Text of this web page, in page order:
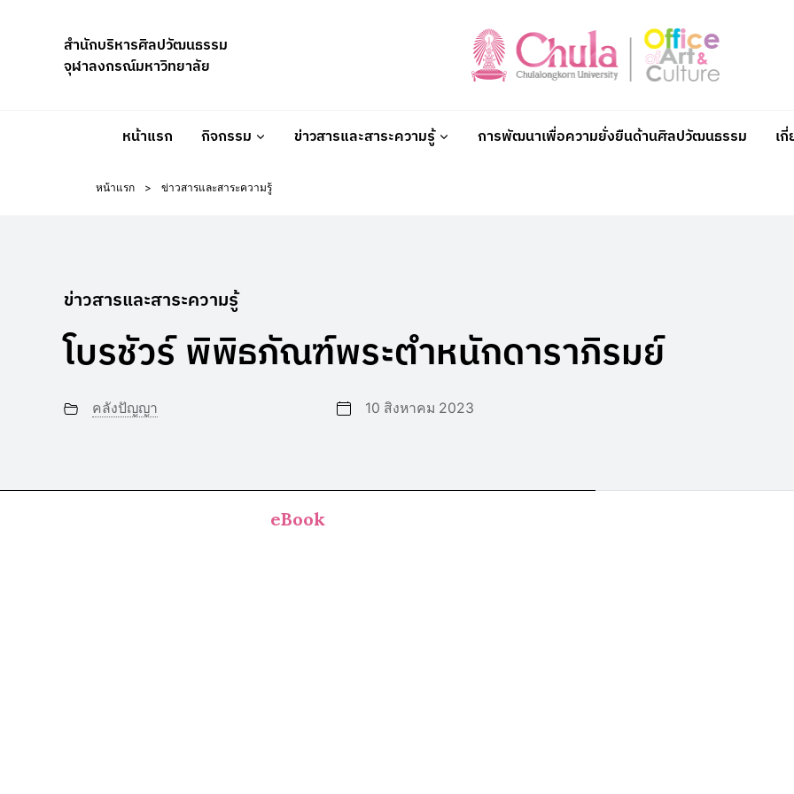
สำนักบริหารศิลปวัฒนธรรม
จุฬาลงกรณ์มหาวิทยาลัย
หน้าแรก กิจกรรม ข่าวสารและสาระความรู้ การพัฒนาเพื่อความยั่งยืนด้านศิลปวัฒนธรรม เกี่
หน้าแรก > ข่าวสารและสาระความรู้
ข่าวสารและสาระความรู้
โบรชัวร์ พิพิธภัณฑ์พระตำหนักดาราภิรมย์
คลังปัญญา 10 สิงหาคม 2023
eBook